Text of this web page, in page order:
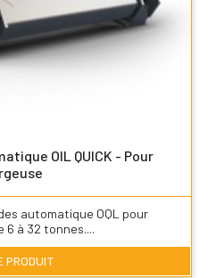
OIL QUICK - Pour
automatique OQL pour
6 à 32 tonnes....
PRODUIT